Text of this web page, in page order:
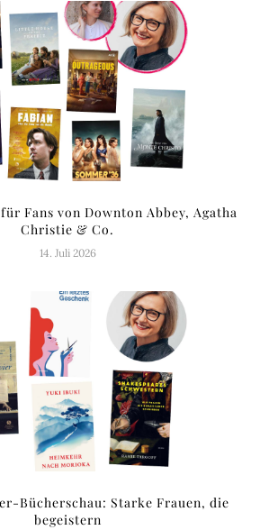
Fans von Downton Abbey, Agatha
Christie & Co.
14. Juli 2026
Bücherschau: Starke Frauen, die
begeistern